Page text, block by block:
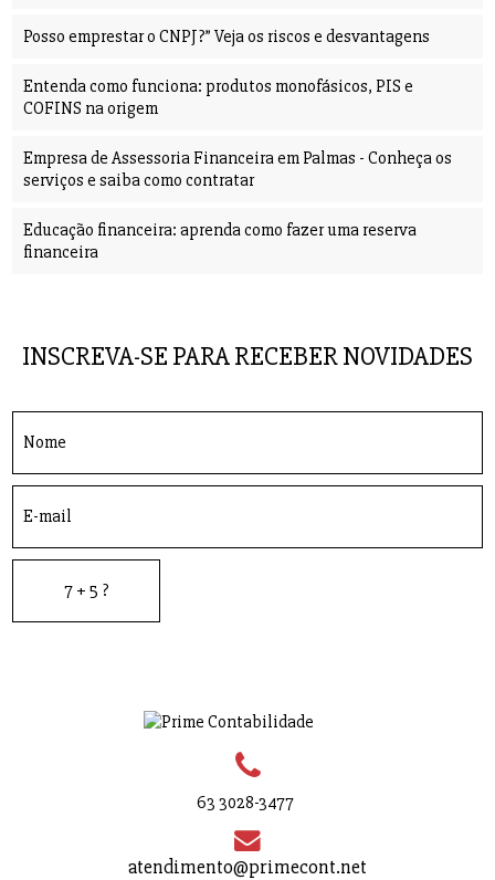
Posso emprestar o CNPJ?” Veja os riscos e desvantagens
Entenda como funciona: produtos monofásicos, PIS e
COFINS na origem
Empresa de Assessoria Financeira em Palmas - Conheça os
serviços e saiba como contratar
Educação financeira: aprenda como fazer uma reserva
financeira
INSCREVA-SE PARA RECEBER NOVIDADES
63 3028-3477
atendimento@primecont.net